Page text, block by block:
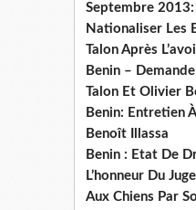
Septembre 2013:
Nationaliser Les
Talon Après
Benin –
Talon Et Olivier
Benin: Entretien
Benoît Illassa
Benin : Etat De
L’honneur Du
Aux Chiens Par